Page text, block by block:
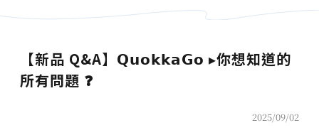
FAQ
【新品 Q&A】𝗤𝘂𝗼𝗸𝗸𝗮𝗚𝗼 ▸你想知道的
所有問題 ❓
2025/09/02